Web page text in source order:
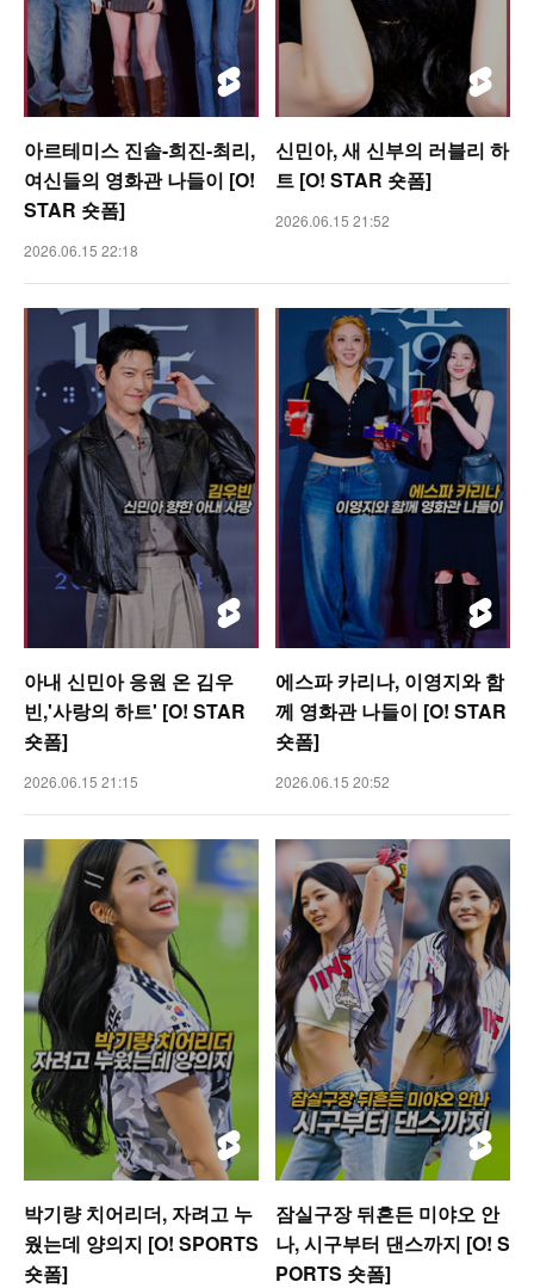
아르테미스 진솔-희진-최리,
여신들의 영화관 나들이 [O!
STAR 숏폼]
2026.06.15 22:18
신민아, 새 신부의 러블리 하
트 [O! STAR 숏폼]
2026.06.15 21:52
아내 신민아 응원 온 김우
빈,'사랑의 하트' [O! STAR
숏폼]
2026.06.15 21:15
에스파 카리나, 이영지와 함
께 영화관 나들이 [O! STAR
숏폼]
2026.06.15 20:52
박기량 치어리더, 자려고 누
웠는데 양의지 [O! SPORTS
숏폼]
잠실구장 뒤흔든 미야오 안
나, 시구부터 댄스까지 [O! S
PORTS 숏폼]